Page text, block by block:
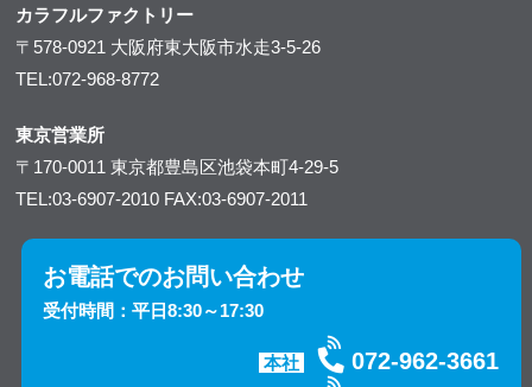
カラフルファクトリー
〒578-0921 大阪府東大阪市水走3-5-26
TEL:072-968-8772
東京営業所
〒170-0011東京都豊島区池袋本町4-29-5
TEL:03-6907-2010 FAX:03-6907-2011
お電話でのお問い合わせ
受付時間：平日8:30～17:30
本社 072-962-3661